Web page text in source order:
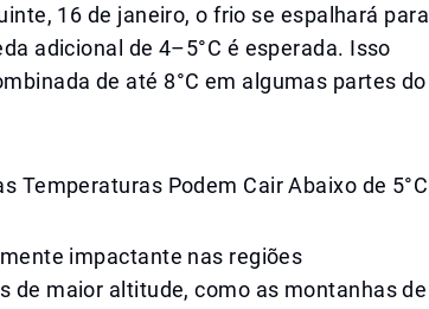
16 de janeiro, o frio se espalhará para
adicional de 4–5°C é esperada. Isso
de até 8°C em algumas partes do
Temperaturas Podem Cair Abaixo de 5°C
impactante nas regiões
de maior altitude, como as montanhas de